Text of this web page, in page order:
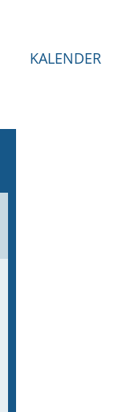
KALENDER